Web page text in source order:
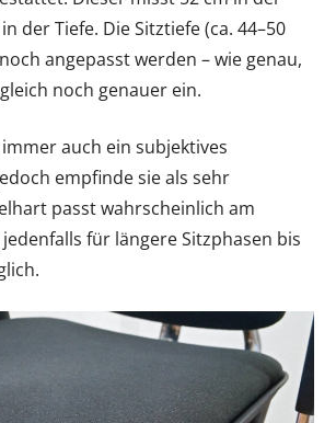
der Tiefe. Die Sitztiefe (ca. 44–50
angepasst werden – wie genau,
noch genauer ein.
auch ein subjektives
empfinde sie als sehr
passt wahrscheinlich am
für längere Sitzphasen bis